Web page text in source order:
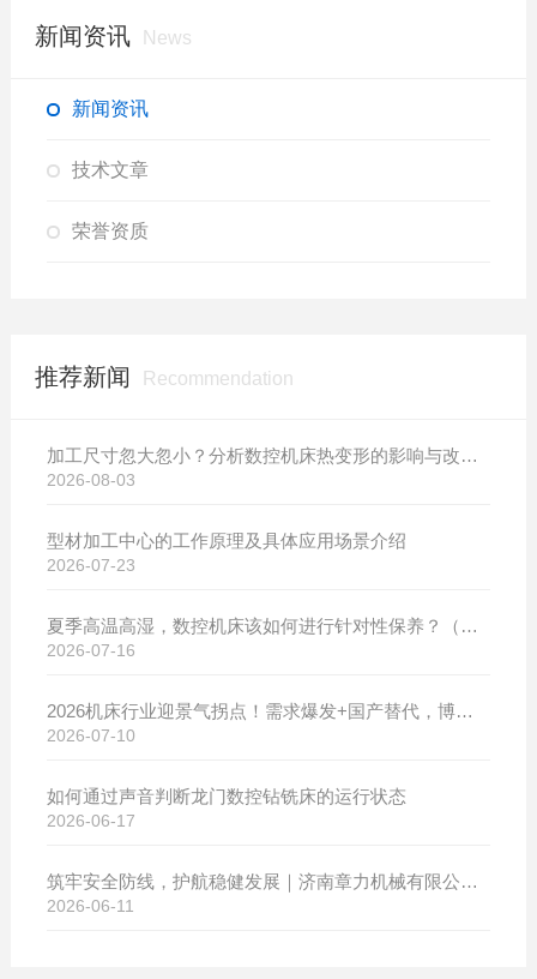
新闻资讯 News
新闻资讯
技术文章
荣誉资质
推荐新闻 Recommendation
加工尺寸忽大忽小？分析数控机床热变形的影响与改善方案
2026-08-03
型材加工中心的工作原理及具体应用场景介绍
2026-07-23
夏季高温高湿，数控机床该如何进行针对性保养？（附冬夏维保异同对比）
2026-07-16
2026机床行业迎景气拐点！需求爆发+国产替代，博斯曼数控设备产销两旺发货忙
2026-07-10
如何通过声音判断龙门数控钻铣床的运行状态
2026-06-17
筑牢安全防线，护航稳健发展｜济南章力机械有限公司开展2026年安全生产月系列活动
2026-06-11